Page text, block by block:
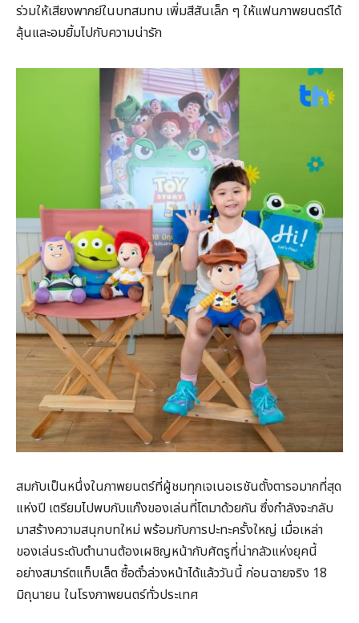
ร่วมให้เสียงพากย์ในบทสมทบ เพิ่มสีสันเล็ก ๆ ให้แฟนภาพยนตร์ได้
ลุ้นและอมยิ้มไปกับความน่ารัก
สมกับเป็นหนึ่งในภาพยนตร์ที่ผู้ชมทุกเจเนอเรชันตั้งตารอมากที่สุด
แห่งปี เตรียมไปพบกับแก๊งของเล่นที่โตมาด้วยกัน ซึ่งกำลังจะกลับ
มาสร้างความสนุกบทใหม่ พร้อมกับการปะทะครั้งใหญ่ เมื่อเหล่า
ของเล่นระดับตำนานต้องเผชิญหน้ากับศัตรูที่น่ากลัวแห่งยุคนี้
อย่างสมาร์ตแท็บเล็ต ซื้อตั๋วล่วงหน้าได้แล้ววันนี้ ก่อนฉายจริง 18
มิถุนายน ในโรงภาพยนตร์ทั่วประเทศ